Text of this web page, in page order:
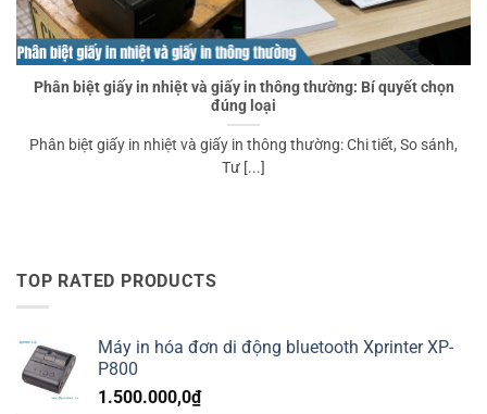
Phân biệt giấy in nhiệt và giấy in thông thường: Bí quyết chọn
đúng loại
Phân biệt giấy in nhiệt và giấy in thông thường: Chi tiết, So sánh,
Tư [...]
TOP RATED PRODUCTS
Máy in hóa đơn di động bluetooth Xprinter XP-
P800
1.500.000,0₫